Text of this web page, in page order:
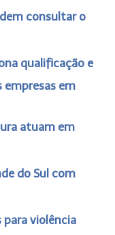
consultar o
qualificação e
empresas em
atuam em
do Sul com
para violência